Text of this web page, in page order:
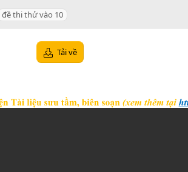
đề thi thử vào 10
Tải về